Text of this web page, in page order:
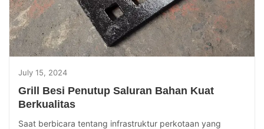
July 15, 2024
Grill Besi Penutup Saluran Bahan Kuat
Berkualitas
Saat berbicara tentang infrastruktur perkotaan yang